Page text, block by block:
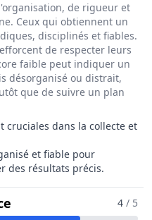
de rigueur et
Ceux qui obtiennent un
disciplinés et fiables.
de respecter leurs
faible peut indiquer un
désorganisé ou distrait,
que de suivre un plan
cruciales dans la collecte et
et fiable pour
des résultats précis.
Pour Le Métier De
4 / 5